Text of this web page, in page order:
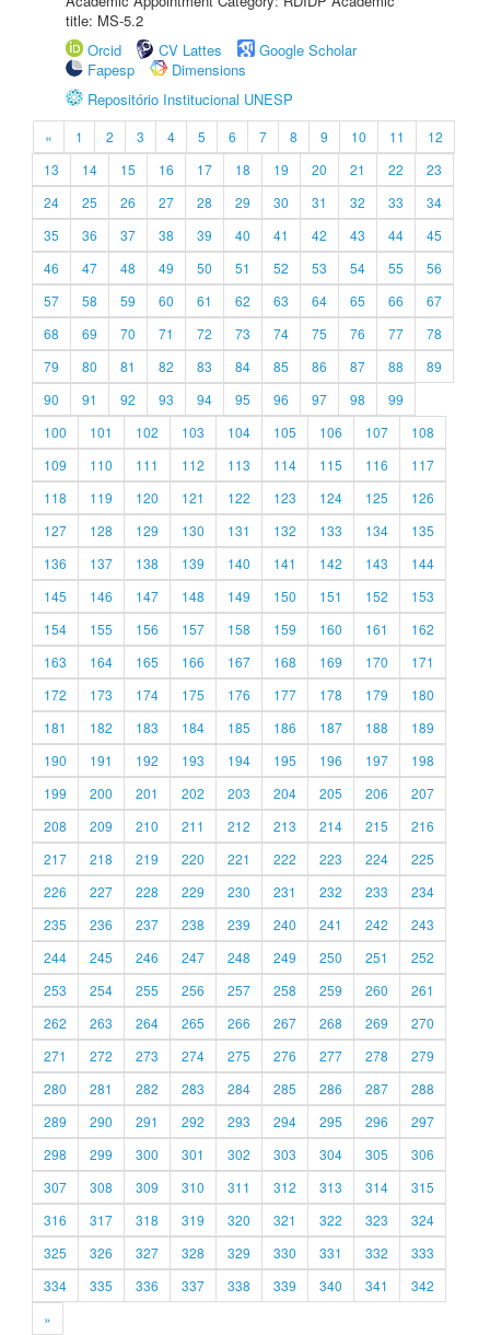
title: MS-5.2
Orcid
CV Lattes
Google Scholar
Fapesp
Dimensions
Repositório Institucional UNESP
« 1 2 3 4 5 6 7 8 9 10 11
12
13
14 15 16 17 18 19 20 21 22
23
24
25 26 27 28 29 30 31 32 33
34
35
36 37 38 39 40 41 42 43 44
45
46
47 48 49 50 51 52 53 54 55
56
57
58 59 60 61 62 63 64 65 66
67
68
69 70 71 72 73 74 75 76 77
78
79
80 81 82 83 84 85 86 87 88
89
90
91 92 93 94 95 96 97 98
99
100
101 102 103 104 105 106 107
108
109
110 111 112 113 114 115 116
117
118
119 120 121 122 123 124 125
126
127
128 129 130 131 132 133 134
135
136
137 138 139 140 141 142 143
144
145
146 147 148 149 150 151 152
153
154
155 156 157 158 159 160 161
162
163
164 165 166 167 168 169 170
171
172
173 174 175 176 177 178 179
180
181
182 183 184 185 186 187 188
189
190
191 192 193 194 195 196 197
198
199
200 201 202 203 204 205 206
207
208
209 210 211 212 213 214 215
216
217
218 219 220 221 222 223 224
225
226
227 228 229 230 231 232 233
234
235
236 237 238 239 240 241 242
243
244
245 246 247 248 249 250 251
252
253
254 255 256 257 258 259 260
261
262
263 264 265 266 267 268 269
270
271
272 273 274 275 276 277 278
279
280
281 282 283 284 285 286 287
288
289
290 291 292 293 294 295 296
297
298
299 300 301 302 303 304 305
306
307
308 309 310 311 312 313 314
315
316
317 318 319 320 321 322 323
324
325
326 327 328 329 330 331 332
333
334
335 336 337 338 339 340 341
342
»